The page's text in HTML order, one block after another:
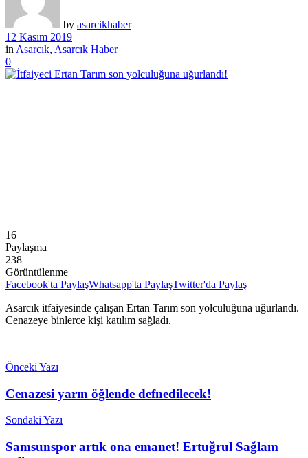
by asarcikhaber
12 Kasım 2019
in Asarcık, Asarcık Haber
0
16
Paylaşma
238
Görüntülenme
Facebook'ta PaylaşWhatsapp'ta PaylaşTwitter'da Paylaş
Asarcık itfaiyesinde çalışan Ertan Tarım son yolculuğuna uğurlandı.
Cenazeye binlerce kişi katılım sağladı.
Önceki Yazı
Cenazesi yarın öğlende defnedilecek!
Sondaki Yazı
Samsunspor artık ona emanet! Ertuğrul Sağlam